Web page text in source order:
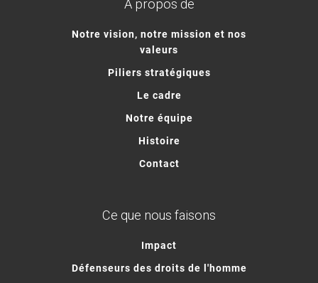
À propos de
Notre vision, notre mission et nos
valeurs
Piliers stratégiques
Le cadre
Notre équipe
Histoire
Contact
Ce que nous faisons
Impact
Défenseurs des droits de l'homme